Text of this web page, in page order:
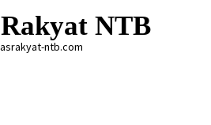
NTB
ntb.com